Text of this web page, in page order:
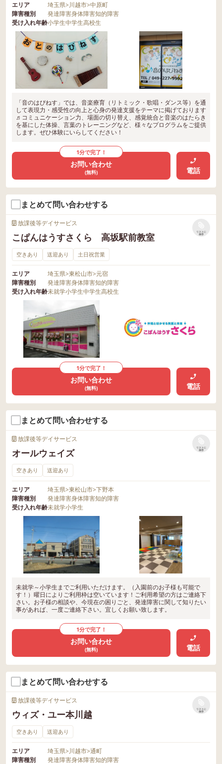
エリア 埼玉県>川越市>中原町
障害種別
発達障害身体障害知的障害
受け入れ年齢小学生中学生高校生
「音のはぴねす」では、音楽療育（リトミック・歌唱・ダンス等）を通
して表現力・感受性の向上と心身の発達支援をテーマに掲げております
♬コミュニケーション力、場面の切り替え、感覚統合と音楽のはたらき
を基にした体操、言葉のトレーニングなど、様々なプログラムをご提供
します。ぜひ体験にいらしてください！
1分で完了！
お問い合わせ
(無料) 電話
まとめて問い合わせする
放課後等デイサービス
こぱんはうすさくら 高坂駅前教室
リストに
保存
空きあり 送迎あり 土日祝営業
エリア 埼玉県>東松山市>元宿
障害種別
発達障害身体障害知的障害
受け入れ年齢未就学小学生中学生高校生
1分で完了！
お問い合わせ
(無料) 電話
まとめて問い合わせする
放課後等デイサービス
オールウェイズ
リストに
保存
空きあり 送迎あり
エリア 埼玉県>東松山市>下野本
障害種別
発達障害身体障害知的障害
受け入れ年齢未就学小学生
未就学～小学生までご利用いただけます。（入園前のお子様も可能で
す！）曜日によりご利用枠は空いています！ご利用希望の方はご連絡下
さい。お子様の相談や、今現在の困りごと、発達障害に関して知りたい
事があれば、一度ご連絡下さい。宜しくお願い致します。
1分で完了！
お問い合わせ
(無料) 電話
まとめて問い合わせする
放課後等デイサービス
ウィズ・ユー本川越
リストに
保存
空きあり 送迎あり
エリア 埼玉県>川越市>通町
障害種別
発達障害身体障害知的障害